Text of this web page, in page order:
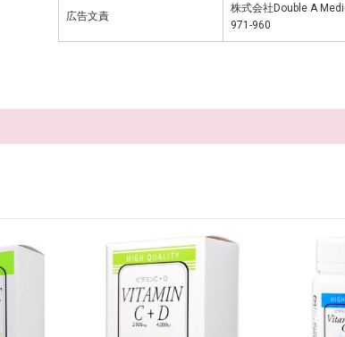
広告文責
株式会社Double A
971-960